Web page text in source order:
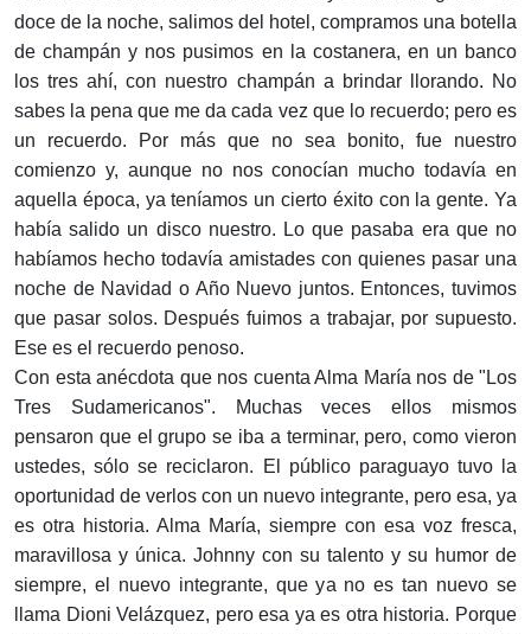
doce de la noche, salimos del hotel, compramos una botella
de champán y nos pusimos en la costanera, en un banco
los tres ahí, con nuestro champán a brindar llorando. No
sabes la pena que me da cada vez que lo recuerdo; pero es
un recuerdo. Por más que no sea bonito, fue nuestro
comienzo y, aunque no nos conocían mucho todavía en
aquella época, ya teníamos un cierto éxito con la gente. Ya
había salido un disco nuestro. Lo que pasaba era que no
habíamos hecho todavía amistades con quienes pasar una
noche de Navidad o Año Nuevo juntos. Entonces, tuvimos
que pasar solos. Después fuimos a trabajar, por supuesto.
Ese es el recuerdo penoso.
Con esta anécdota que nos cuenta Alma María nos de "Los
Tres Sudamericanos". Muchas veces ellos mismos
pensaron que el grupo se iba a terminar, pero, como vieron
ustedes, sólo se reciclaron. El público paraguayo tuvo la
oportunidad de verlos con un nuevo integrante, pero esa, ya
es otra historia. Alma María, siempre con esa voz fresca,
maravillosa y única. Johnny con su talento y su humor de
siempre, el nuevo integrante, que ya no es tan nuevo se
llama Dioni Velázquez, pero esa ya es otra historia. Porque